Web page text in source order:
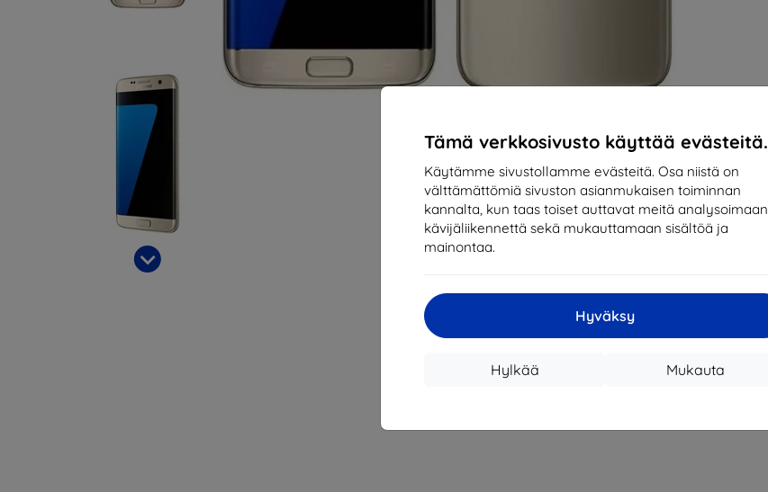
Tämä verkkosivusto käyttää evästeitä.
Käytämme sivustollamme evästeitä. Osa niistä on
välttämättömiä sivuston asianmukaisen toiminnan
kannalta, kun taas toiset auttavat meitä analysoimaan
kävijäliikennettä sekä mukauttamaan sisältöä ja
mainontaa.
Hyväksy
Mukauta
Hylkää